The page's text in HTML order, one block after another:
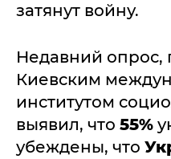
затянут войну.
Недавний опрос,
Киевским
институтом
выявил, что 55%
убеждены, что